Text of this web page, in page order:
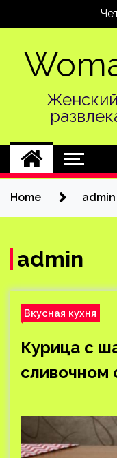
Home admin
admin
Вкусная кухня
Курица с
сливочном